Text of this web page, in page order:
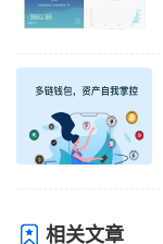
相关文章